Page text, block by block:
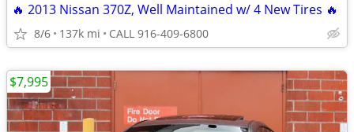
🔥 2013 Nissan 370Z, Well Maintained w/ 4 New Tires 🔥
8/6 137k mi CALL 916-409-6800
$7,995